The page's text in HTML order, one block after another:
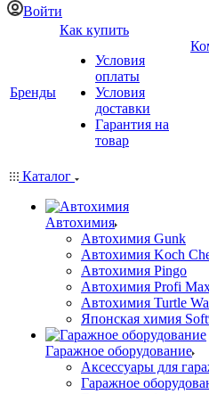
Войти
Бренды
Как купить
Условия
оплаты
Условия
доставки
Гарантия на
товар
Каталог
Автохимия
Автохимия Gunk
Автохимия Koch
Автохимия Pingo
Автохимия Profi
Автохимия Turtle
Японская химия
Гаражное оборудование
Аксессуары для
Гаражное